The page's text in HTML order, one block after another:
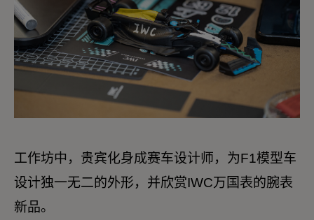
工作坊中，贵宾化身成赛车设计师，为F1模型车
设计独一无二的外形，并欣赏IWC万国表的腕表
新品。